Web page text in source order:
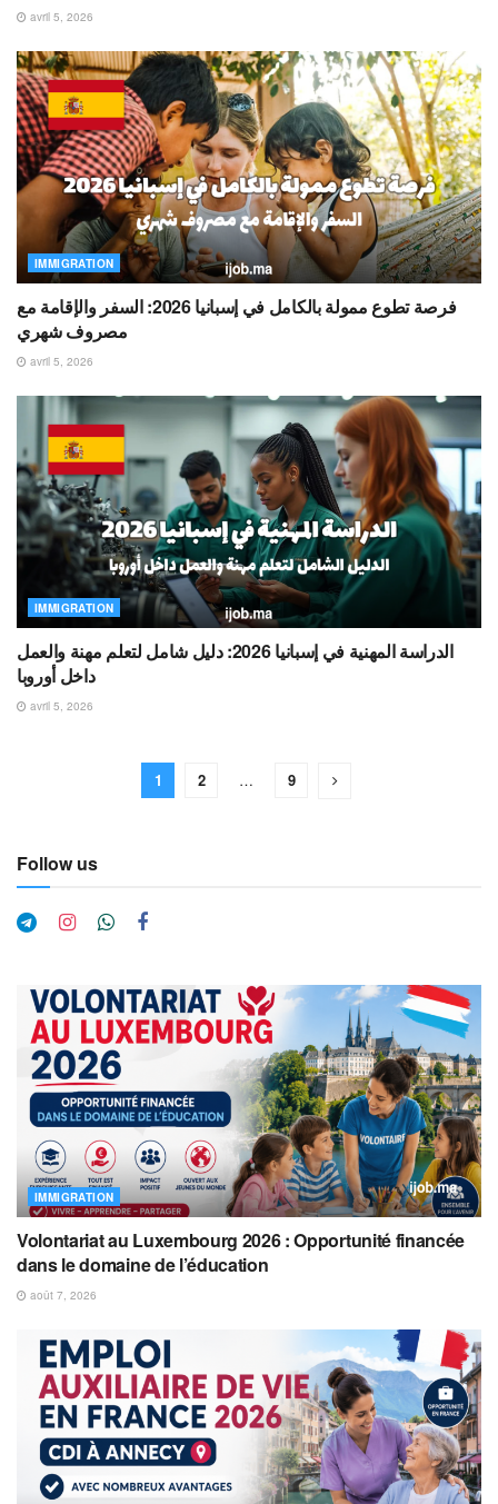
avril 5, 2026
IMMIGRATION
فرصة تطوع ممولة بالكامل في إسبانيا 2026: السفر والإقامة مع
مصروف شهري
avril 5, 2026
IMMIGRATION
الدراسة المهنية في إسبانيا 2026: دليل شامل لتعلم مهنة والعمل
داخل أوروبا
avril 5, 2026
1 2 … 9
Follow us
IMMIGRATION
Volontariat au Luxembourg 2026 : Opportunité financée
dans le domaine de l’éducation
août 7, 2026